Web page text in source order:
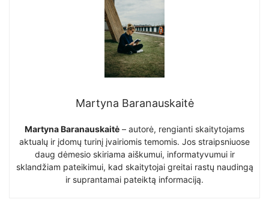
Martyna Baranauskaitė
Martyna Baranauskaitė – autorė, rengianti skaitytojams
aktualų ir įdomų turinį įvairiomis temomis. Jos straipsniuose
daug dėmesio skiriama aiškumui, informatyvumui ir
sklandžiam pateikimui, kad skaitytojai greitai rastų naudingą
ir suprantamai pateiktą informaciją.